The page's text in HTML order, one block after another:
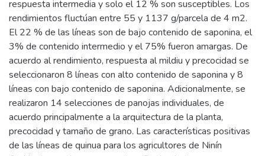
respuesta intermedia y solo el 12 % son susceptibles. Los
rendimientos fluctúan entre 55 y 1137 g/parcela de 4 m2.
El 22 % de las líneas son de bajo contenido de saponina, el
3% de contenido intermedio y el 75% fueron amargas. De
acuerdo al rendimiento, respuesta al mildiu y precocidad se
seleccionaron 8 líneas con alto contenido de saponina y 8
líneas con bajo contenido de saponina. Adicionalmente, se
realizaron 14 selecciones de panojas individuales, de
acuerdo principalmente a la arquitectura de la planta,
precocidad y tamaño de grano. Las características positivas
de las líneas de quinua para los agricultores de Ninín